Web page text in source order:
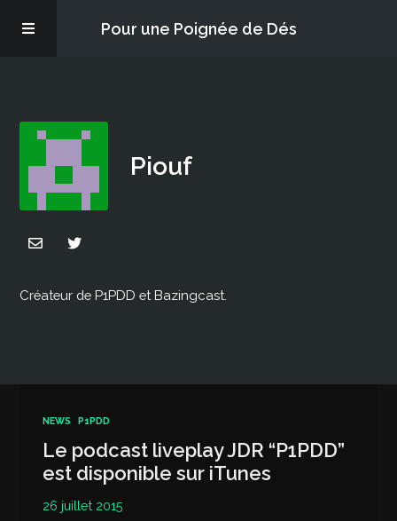
Pour une Poignée de Dés
PQD2P
S’abonner
Blog
À propos
Piouf
Créateur de P1PDD et Bazingcast.
NEWS P1PDD
Le podcast liveplay JDR “P1PDD”
est disponible sur iTunes
26 juillet 2015